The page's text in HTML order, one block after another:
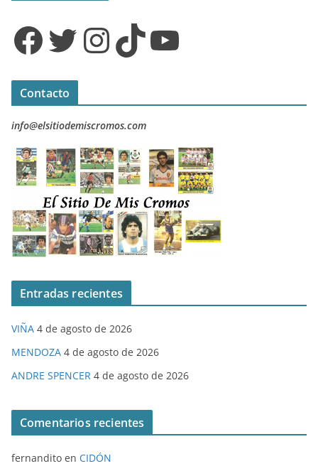
Facebook Twitter InstagramTikTok YouTube
Contacto
info@elsitiodemiscromos.com
Entradas recientes
VIÑA 4 de agosto de 2026
MENDOZA 4 de agosto de 2026
ANDRE SPENCER 4 de agosto de 2026
Comentarios recientes
fernandito en CIDÓN